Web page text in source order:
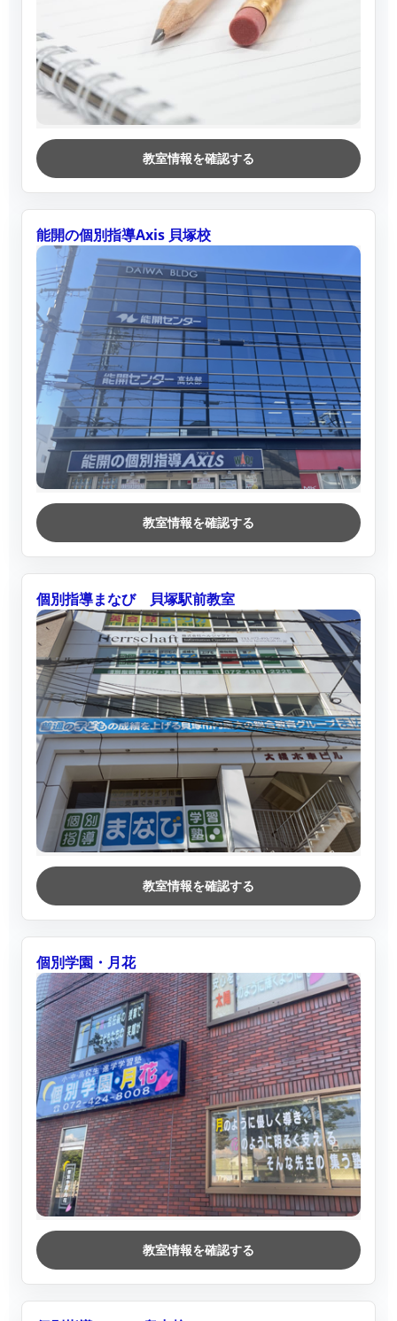
教室情報を確認する
能開の個別指導Axis 貝塚校
教室情報を確認する
個別指導まなび 貝塚駅前教室
教室情報を確認する
個別学園・月花
教室情報を確認する